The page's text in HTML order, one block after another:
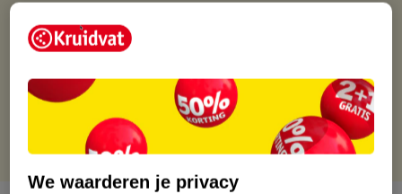
Binnen 1 werkdag verstuurd
Gratis thuisbezorgd
Gratis punten met je Kruidvat kaart
We waarderen je privacy